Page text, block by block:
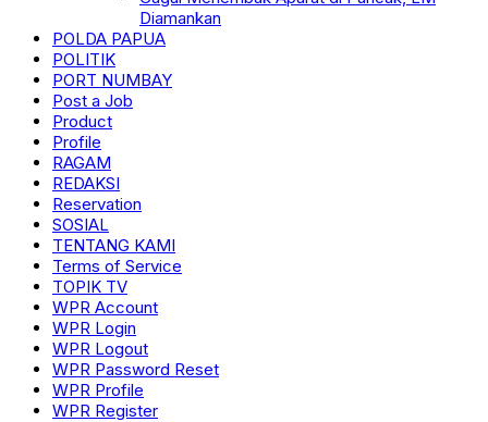
Diamankan
POLDA PAPUA
POLITIK
PORT NUMBAY
Post a Job
Product
Profile
RAGAM
REDAKSI
Reservation
SOSIAL
TENTANG KAMI
Terms of Service
TOPIK TV
WPR Account
WPR Login
WPR Logout
WPR Password Reset
WPR Profile
WPR Register